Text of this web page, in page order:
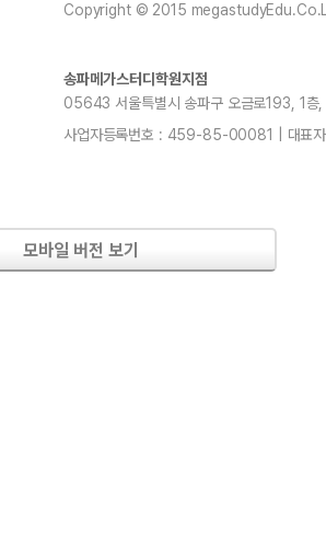
Copyright © 2015
송파메가스터디학원지점
05643 서울특별시 송파구 오금로193, 1
사업자등록번호 : 459-85-00081 | 대표자
모바일 버전 보기